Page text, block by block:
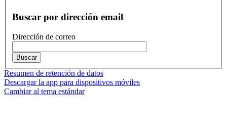
Buscar por dirección email
Dirección de correo
Resumen de retención de datos
Descargar la app para dispositivos móviles
Cambiar al tema estándar